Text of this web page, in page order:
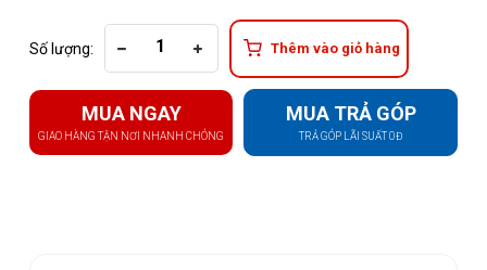
Số lượng: Thêm vào giỏ hàng
MUA NGAY
GIAO HÀNG TẬN NƠI NHANH CHÓNG
MUA TRẢ GÓP
TRẢ GÓP LÃI SUẤT 0Đ